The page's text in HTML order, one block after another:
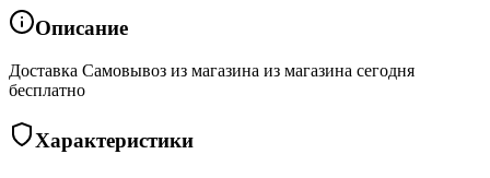
Описание
Доставка Самовывоз из магазина из магазина сегодня
бесплатно
Характеристики